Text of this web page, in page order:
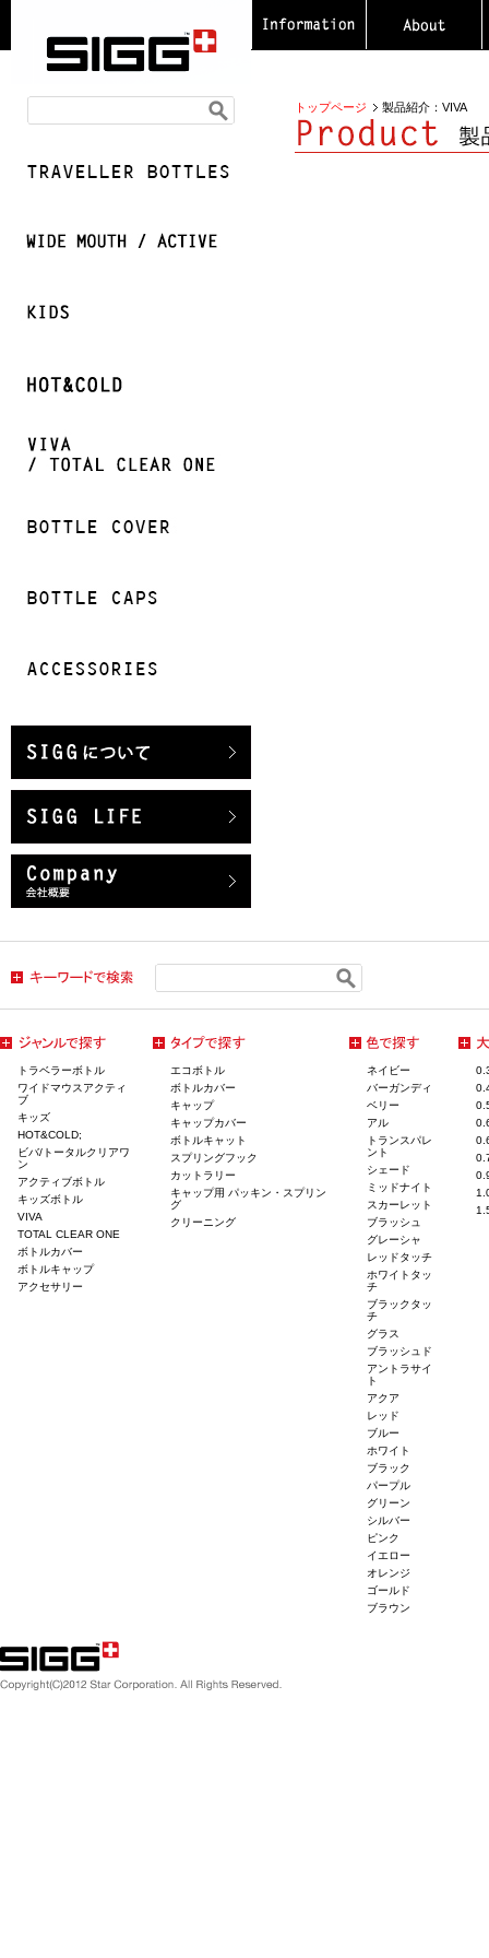
トップページ 製品紹介：VIVA
トラベラーボトル
ワイドマウスアクティ
ブ
キッズ
HOT&COLD;
ビバ/トータルクリアワ
ン
アクティブボトル
キッズボトル
VIVA
TOTAL CLEAR ONE
ボトルカバー
ボトルキャップ
アクセサリー
エコボトル
ボトルカバー
キャップ
キャップカバー
ボトルキャット
スプリングフック
カットラリー
キャップ用 パッキン・スプリン
グ
クリーニング
ネイビー
バーガンディ
ベリー
アル
トランスパレ
ント
シェード
ミッドナイト
スカーレット
ブラッシュ
グレーシャ
レッドタッチ
ホワイトタッ
チ
ブラックタッ
チ
グラス
ブラッシュド
アントラサイ
ト
アクア
レッド
ブルー
ホワイト
ブラック
パープル
グリーン
シルバー
ピンク
イエロー
オレンジ
ゴールド
ブラウン